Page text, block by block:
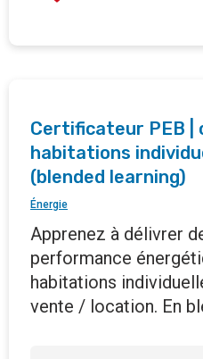
Certificateur PEB |
habitations
(blended learning)
Énergie
Apprenez à délivrer
performance
habitations
vente / location. En